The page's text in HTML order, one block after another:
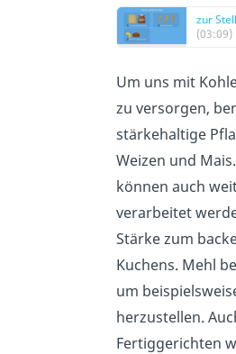
zur
(03:09)
Um uns mit
zu versorgen,
stärkehaltige
Weizen und
können auch
verarbeitet
Stärke zum
Kuchens. Mehl
um
herzustellen.
Fertiggerichten